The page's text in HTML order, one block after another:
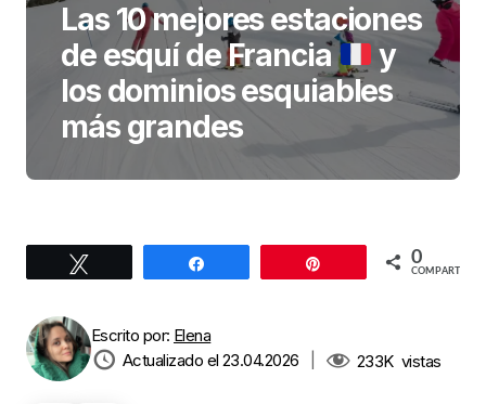
Las 10 mejores estaciones
de esquí de Francia
y
los dominios esquiables
más grandes
0
COMPARTIR
Escrito por: Elena
Actualizado el 23.04.2026
233Kvistas